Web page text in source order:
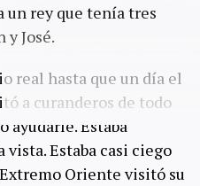
un rey que tenía tres
y José.
real hasta que un día el
a curanderos de todo
ayudarle. Estaba
Estaba casi ciego
Oriente visitó su